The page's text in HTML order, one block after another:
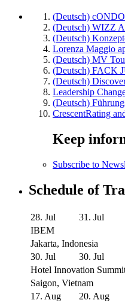
(Deutsch)
(Deutsch) WIZZ
(Deutsch)
Lorenza Maggio
(Deutsch) MV
(Deutsch) FACK
(Deutsch)
Leadership
(Deutsch)
CrescentRating
Keep
Subscribe to
Schedule of
28. Jul
31. Jul
IBEM
Jakarta, Indonesia
30. Jul
30. Jul
Hotel Innovation
Saigon, Vietnam
17. Aug
20. Aug